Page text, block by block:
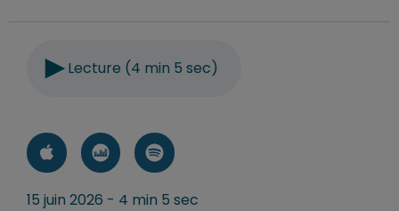
Lecture (4 min 5 sec)
15 juin 2026 - 4 min 5 sec